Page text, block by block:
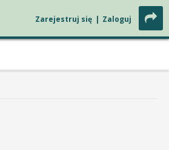
Zarejestruj się | Zaloguj